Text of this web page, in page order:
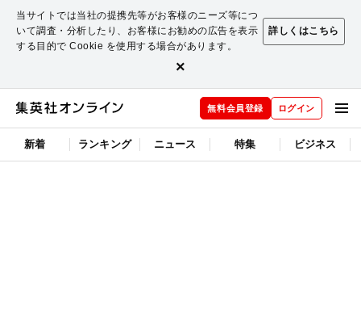
当サイトでは当社の提携先等がお客様のニーズ等につ
いて調査・分析したり、お客様にお勧めの広告を表示
する目的で Cookie を使用する場合があります。
詳しくはこちら
×
無料会員登録 ログイン
新着 ランキング ニュース 特集 ビジネス